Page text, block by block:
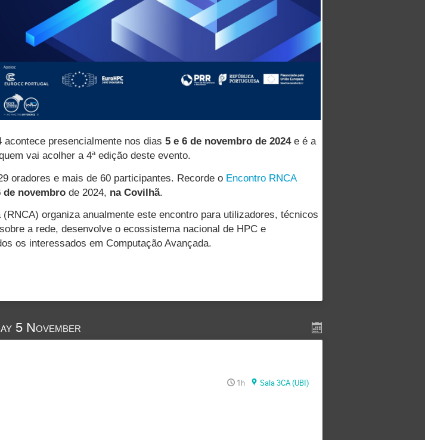
acontece presencialmente nos dias 5 e 6 de novembro de 2024e é a
vai acolher a 4ª edição deste evento.
oradores e mais de 60 participantes. Recorde o Encontro RNCA
de novembro de 2024, na Covilhã
organiza anualmente este encontro para utilizadores, técnicos
a rede, desenvolve o ecossistema nacional de HPC e
os interessados em Computação Avançada.
5 November
1h
Sala 3CA (UBI)